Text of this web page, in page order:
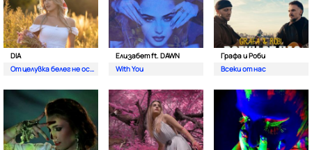
DIA
От целувка белег не остава
Елизабет ft. DAWN
With You
Графа и Роби
Всеки от нас